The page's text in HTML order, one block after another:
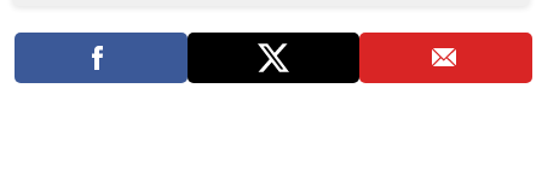
PHOTO
GUIDES D'ACHAT